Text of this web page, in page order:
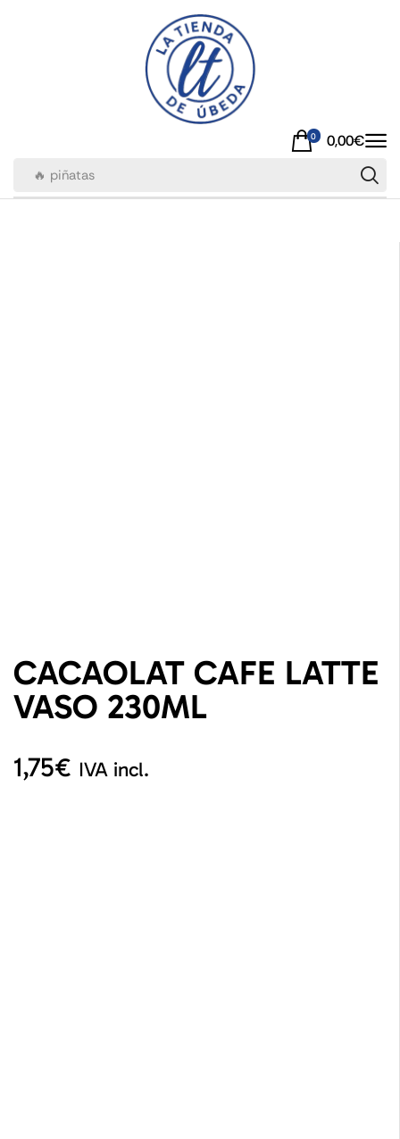
🔥 piñatas
0 0,00€
CACAOLAT CAFE LATTE
VASO 230ML
1,75€ IVA incl.